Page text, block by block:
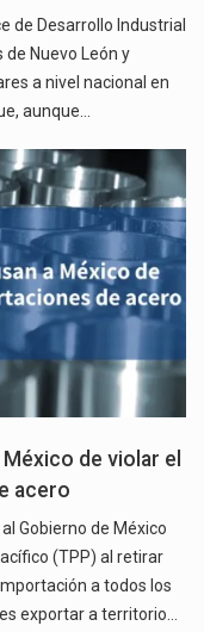
de Desarrollo Industrial
de Nuevo León y
a nivel nacional en
aunque…
de violar el
acero
Gobierno de México
(TPP) al retirar
a todos los
exportar a territorio…